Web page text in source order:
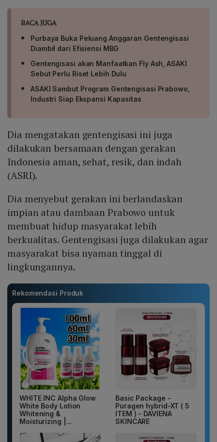
BACA JUGA
Purbaya Buka Peluang Anggaran Gentengisasi
Diambil dari Efisiensi MBG
Gentengisasi akan Manfaatkan Fly Ash, ASAKI
Sebut Perlu Riset Lebih Dulu
ASAKI Sambut Program Gentengisasi Prabowo,
Industri Siap Ekspansi Kapasitas
Dia mengatakan gentengisasi ini juga
dilakukan bersamaan dengan gerakan
Indonesia aman, sehat, resik, dan indah
(ASRI).
Dia menyebut gerakan ini berlandaskan
impian atau dambaan Prabowo untuk
membuat hidup masyarakat lebih
berkualitas. Gentengisasi juga dilakukan agar
masyarakat bisa nyaman tinggal di
lingkungannya.
Rekomendasi Produk
WHITE INC Alpha Glow
White Body Lotion
Whitening &
Moisturizing |...
Basic Package -
Puragen hybrid-XT ( 5
ITEM ) - DAVIENA
SKINCARE